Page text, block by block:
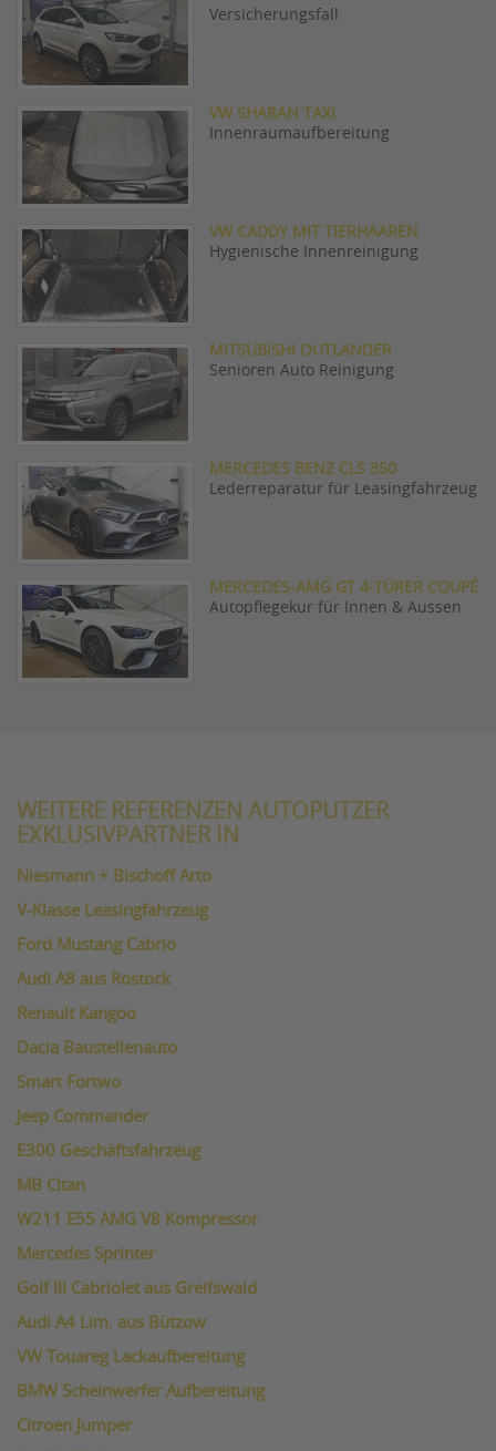
Versicherungsfall
VW SHARAN TAXI
Innenraumaufbereitung
VW CADDY MIT TIERHAAREN
Hygienische Innenreinigung
MITSUBISHI OUTLANDER
Senioren Auto Reinigung
MERCEDES BENZ CLS 350
Lederreparatur für Leasingfahrzeug
MERCEDES-AMG GT 4-TÜRER COUPÉ
Autopflegekur für Innen & Aussen
WEITERE REFERENZEN AUTOPUTZER
EXKLUSIVPARTNER IN
Niesmann + Bischoff Arto
V-Klasse Leasingfahrzeug
Ford Mustang Cabrio
Audi A8 aus Rostock
Renault Kangoo
Dacia Baustellenauto
Smart Fortwo
Jeep Commander
E300 Geschäftsfahrzeug
MB Citan
W211 E55 AMG V8 Kompressor
Mercedes Sprinter
Golf III Cabriolet aus Greifswald
Audi A4 Lim. aus Bützow
VW Touareg Lackaufbereitung
BMW Scheinwerfer Aufbereitung
Citroen Jumper